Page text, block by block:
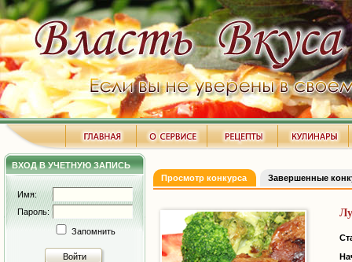
ВХОД В УЧЕТНУЮ ЗАПИСЬ
Имя:
Пароль:
Запомнить
Войти
Просмотр конкурса Завершенные